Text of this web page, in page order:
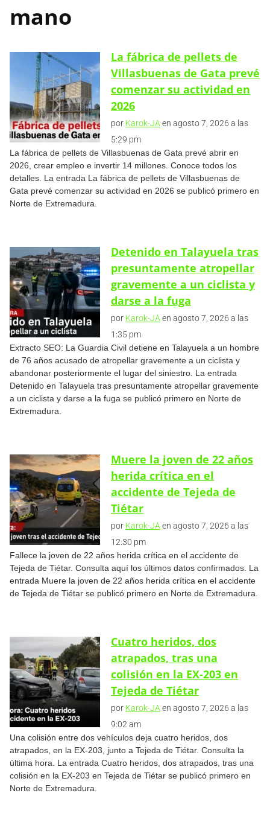
mano
La fábrica de pellets de
Villasbuenas de Gata prevé
comenzar su actividad en
2026
por Karok-JA en agosto 7, 2026 a las
5:29 pm
La fábrica de pellets de Villasbuenas de Gata prevé abrir en
2026, crear empleo e invertir 14 millones. Conoce todos los
detalles. La entrada La fábrica de pellets de Villasbuenas de
Gata prevé comenzar su actividad en 2026 se publicó primero en
Norte de Extremadura.
Detenido en Talayuela tras
presuntamente atropellar
gravemente a un ciclista y
darse a la fuga
por Karok-JA en agosto 7, 2026 a las
1:35 pm
Extracto SEO: La Guardia Civil detiene en Talayuela a un hombre
de 76 años acusado de atropellar gravemente a un ciclista y
abandonar posteriormente el lugar del siniestro. La entrada
Detenido en Talayuela tras presuntamente atropellar gravemente
a un ciclista y darse a la fuga se publicó primero en Norte de
Extremadura.
Muere la joven de 22 años
herida crítica en el
accidente de Tejeda de
Tiétar
por Karok-JA en agosto 7, 2026 a las
12:30 pm
Fallece la joven de 22 años herida crítica en el accidente de
Tejeda de Tiétar. Consulta aquí los últimos datos confirmados. La
entrada Muere la joven de 22 años herida crítica en el accidente
de Tejeda de Tiétar se publicó primero en Norte de Extremadura.
Cuatro heridos, dos
atrapados, tras una
colisión en la EX-203 en
Tejeda de Tiétar
por Karok-JA en agosto 7, 2026 a las
9:02 am
Una colisión entre dos vehículos deja cuatro heridos, dos
atrapados, en la EX-203, junto a Tejeda de Tiétar. Consulta la
última hora. La entrada Cuatro heridos, dos atrapados, tras una
colisión en la EX-203 en Tejeda de Tiétar se publicó primero en
Norte de Extremadura.